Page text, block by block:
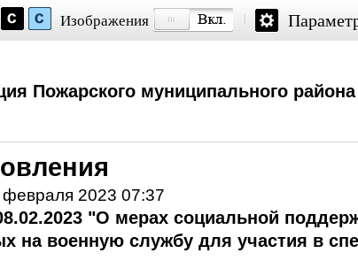
Изображения
Пожарского муниципального района
февраля 2023 07:37
"О мерах социальной
на военную службу для участия в